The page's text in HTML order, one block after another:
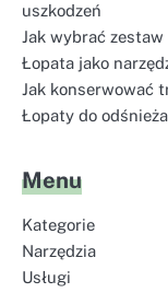
uszkodzeń
Jak wybrać
Łopata jako
Jak konserwować
Łopaty do
Menu
Kategorie
Narzędzia
Usługi